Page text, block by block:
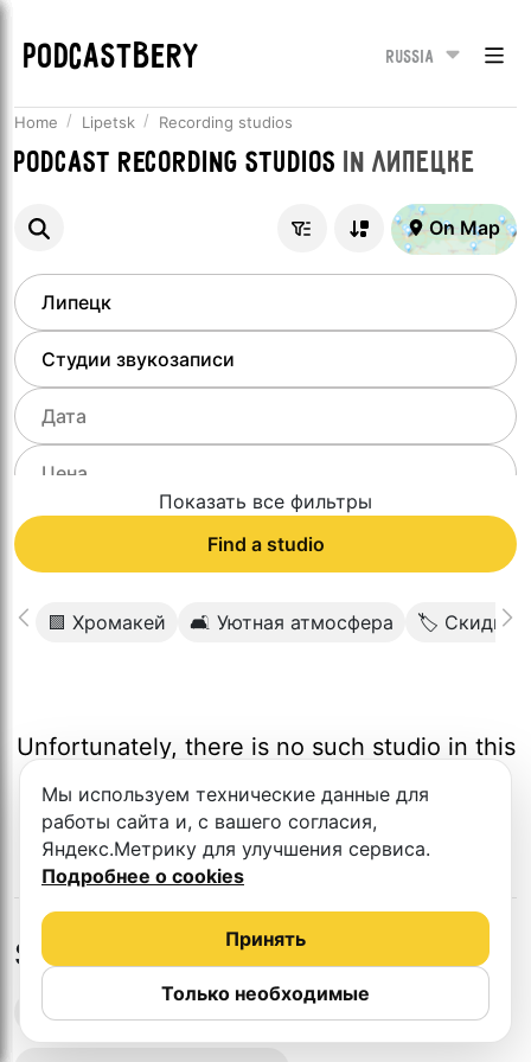
PODCASTBERY Russia
Home Lipetsk Recording studios
Podcast recording studios inЛипецке
On Map
Показать все фильтры
Find a studio
🟩 Хромакей 🛋 Уютная атмосфера 🏷 Скидка
Unfortunately, there is no such studio in this
Studios in nearby cities
Podcast recording studios
Мы используем технические данные для
работы сайта и, с вашего согласия,
Яндекс.Метрику для улучшения сервиса.
Подробнее о cookies
Только необходимые
Принять